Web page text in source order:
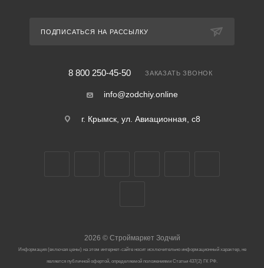
ПОДПИСАТЬСЯ НА РАССЫЛКУ
8 800 250-45-50 ЗАКАЗАТЬ ЗВОНОК
info@zodchiy.online
г. Крымск, ул. Авиационная, с8
2026 ©Строймаркет Зодчий
Информация (включая цены) на этом интернет-сайте носит исключительно информационный характер, не
является публичной офертой, определяемой положениями Статьи 437(2) ГК РФ.